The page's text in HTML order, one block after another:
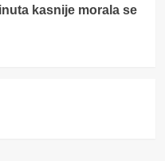
kasnije morala se